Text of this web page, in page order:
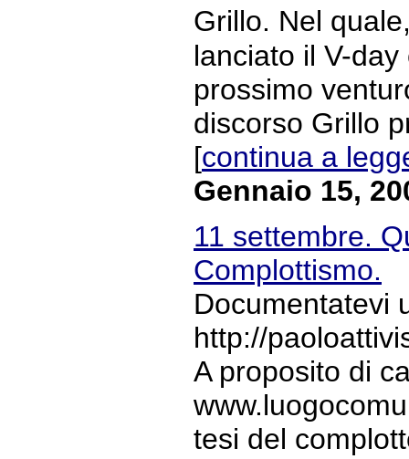
Grillo. Nel
lanciato il V-
prossimo
discorso Grillo
[continua a
Gennaio 15,
11 settembre.
Complottismo.
Documentatevi
http://
A proposito di
tesi del